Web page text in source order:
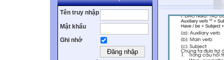
Tên truy nhập
Mật khẩu
Ghi nhớ